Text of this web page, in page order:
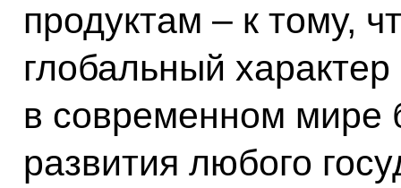
продуктам – к тому,
глобальный характер
в современном мире
развития любого